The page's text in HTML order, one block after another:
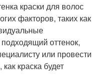
краски для волос
факторов, таких как
оттенок,
или провести
краска будет